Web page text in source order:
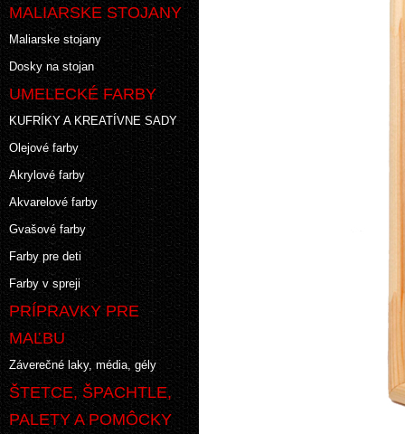
MALIARSKE STOJANY
Maliarske stojany
Dosky na stojan
UMELECKÉ FARBY
KUFRÍKY A KREATÍVNE SADY
Olejové farby
Akrylové farby
Akvarelové farby
Gvašové farby
Farby pre deti
Farby v spreji
PRÍPRAVKY PRE
MAĽBU
Záverečné laky, média, gély
ŠTETCE, ŠPACHTLE,
PALETY A POMÔCKY